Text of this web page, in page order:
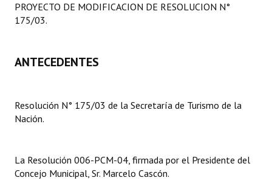
LEGISLACIÓN
Reglamento Interno
Organigrama
PROYECTO DE MODIFICACION DE RESOLUCION N°
175/03.
ANTECEDENTES
Resolución N° 175/03 de la Secretaría de Turismo de la
Nación.
La Resolución 006-PCM-04, firmada por el Presidente del
Concejo Municipal, Sr. Marcelo Cascón.